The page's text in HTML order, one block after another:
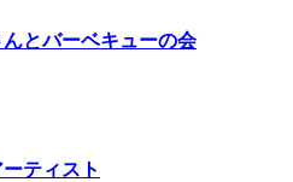
とバーベキューの会
ティスト